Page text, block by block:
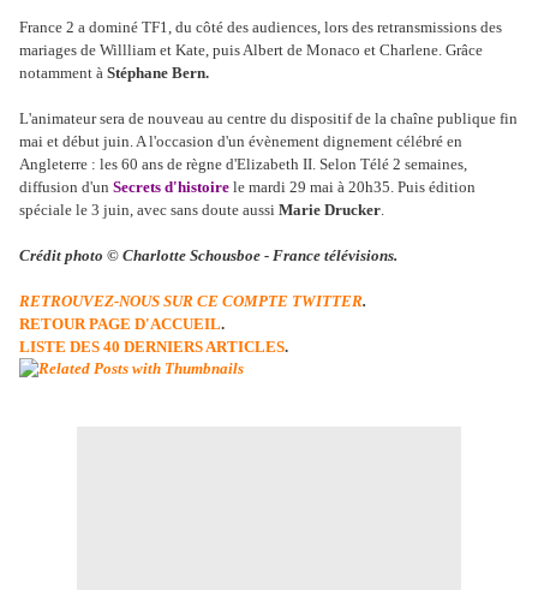
France 2 a dominé TF1, du côté des audiences, lors des retransmissions des
mariages de Willliam et Kate, puis Albert de Monaco et Charlene. Grâce
notamment à Stéphane Bern.
L'animateur sera de nouveau au centre du dispositif de la chaîne publique fin
mai et début juin. A l'occasion d'un évènement dignement célébré en
Angleterre : les 60 ans de règne d'Elizabeth II. Selon Télé 2 semaines,
diffusion d'un Secrets d'histoire le mardi 29 mai à 20h35. Puis édition
spéciale le 3 juin, avec sans doute aussi Marie Drucker.
Crédit photo © Charlotte Schousboe - France télévisions.
RETROUVEZ-NOUS SUR CE COMPTE TWITTER.
RETOUR PAGE D'ACCUEIL.
LISTE DES 40 DERNIERS ARTICLES.